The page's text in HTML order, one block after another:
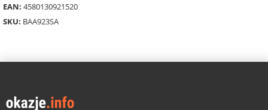
EAN: 4580130921520
SKU: BAA923SA